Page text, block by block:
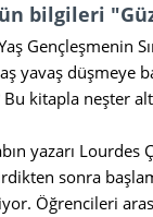
bilgileri
Gençleşmenin
yavaş düşmeye
Bu kitapla neşter
yazarı
sonra
Öğrencileri